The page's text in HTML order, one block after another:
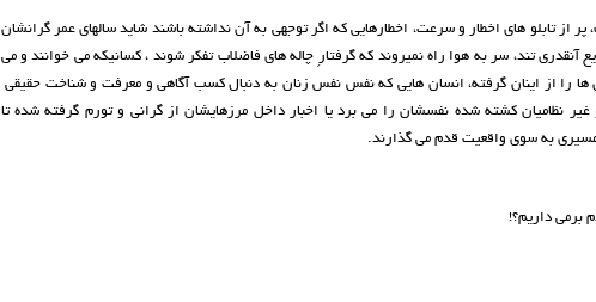
از تابلو های اخطار و سرعت، اخطارهایی که اگر توجهی به آن نداشته باشند شاید سالهای عمر گرانشان
آنقدری تند، سر به هوا راه نمیروند که گرفتارِ چاله های فاضلاب تفکر شوند ، کسانیکه می خوانند و می
را از اینان گرفته، انسان هایی که نفس نفس زنان به دنبال کسب آگاهی و معرفت و شناخت حقیقی
نظامیان کشته شده نفسشان را می برد یا اخبار داخل مرزهایشان از گرانی و تورم گرفته شده تا
به سوی واقعیت قدم می گذارند.
برمی داریم؟!